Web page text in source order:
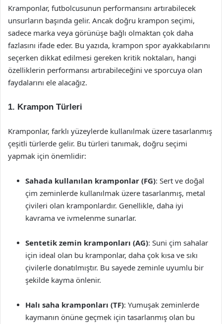
Kramponlar, futbolcusunun performansını artırabilecek
unsurların başında gelir. Ancak doğru krampon seçimi,
sadece marka veya görünüşe bağlı olmaktan çok daha
fazlasını ifade eder. Bu yazıda, krampon spor ayakkabılarını
seçerken dikkat edilmesi gereken kritik noktaları, hangi
özelliklerin performansı artırabileceğini ve sporcuya olan
faydalarını ele alacağız.
1. Krampon Türleri
Kramponlar, farklı yüzeylerde kullanılmak üzere tasarlanmış
çeşitli türlerde gelir. Bu türleri tanımak, doğru seçimi
yapmak için önemlidir:
Sahada kullanılan kramponlar (FG): Sert ve doğal
çim zeminlerde kullanılmak üzere tasarlanmış, metal
çivileri olan kramponlardır. Genellikle, daha iyi
kavrama ve ivmelenme sunarlar.
Sentetik zemin kramponları (AG): Suni çim sahalar
için ideal olan bu kramponlar, daha çok kısa ve sıkı
çivilerle donatılmıştır. Bu sayede zeminle uyumlu bir
şekilde kayma önlenir.
Halı saha kramponları (TF): Yumuşak zeminlerde
kaymanın önüne geçmek için tasarlanmış olan bu